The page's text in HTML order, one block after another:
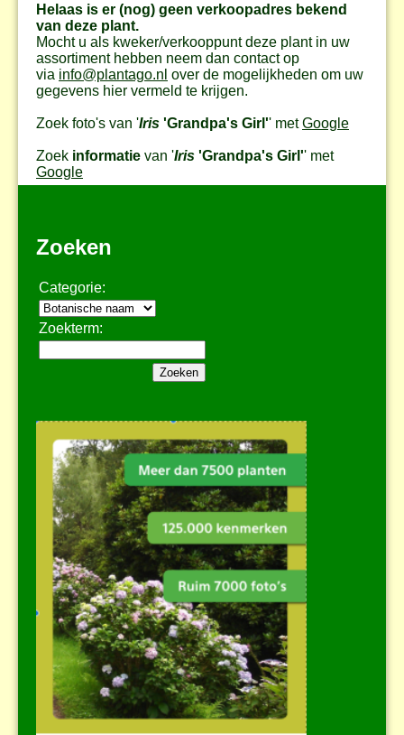
Helaas is er (nog) geen verkoopadres bekend
van deze plant.
Mocht u als kweker/verkooppunt deze plant in uw
assortiment hebben neem dan contact op
via info@plantago.nl over de mogelijkheden om uw
gegevens hier vermeld te krijgen.
Zoek foto's van 'Iris 'Grandpa's Girl'' metGoogle
Zoek informatie van 'Iris 'Grandpa's Girl'' met
Google
Zoeken
Categorie:
Zoekterm: